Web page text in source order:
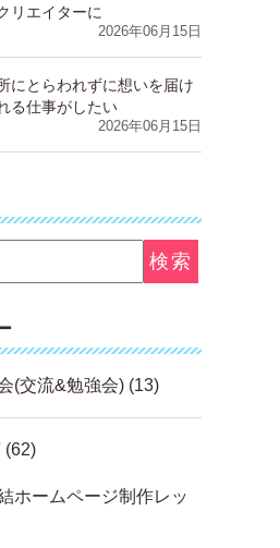
リエイターに
2026年06月15日
にとらわれずに想いを届け
る仕事がしたい
2026年06月15日
(交流&勉強会) (13)
(62)
ホームページ制作レッ